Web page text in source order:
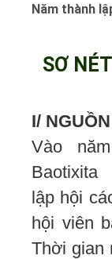
Năm thành
SƠ
I/
Vào
lập hội
hội viên
Thời gian